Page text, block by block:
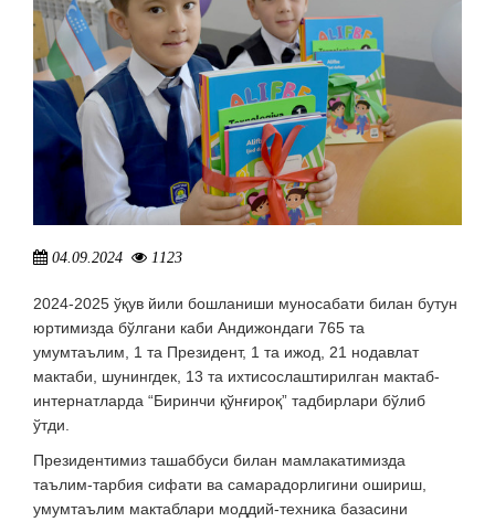
04.09.2024 1123
2024-2025 ўқув йили бошланиши муносабати билан бутун
юртимизда бўлгани каби Андижондаги 765 та
умумтаълим, 1 та Президент, 1 та ижод, 21 нодавлат
мактаби, шунингдек, 13 та ихтисослаштирилган мактаб-
интернатларда “Биринчи қўнғироқ” тадбирлари бўлиб
ўтди.
Президентимиз ташаббуси билан мамлакатимизда
таълим-тарбия сифати ва самарадорлигини ошириш,
умумтаълим мактаблари моддий-техника базасини